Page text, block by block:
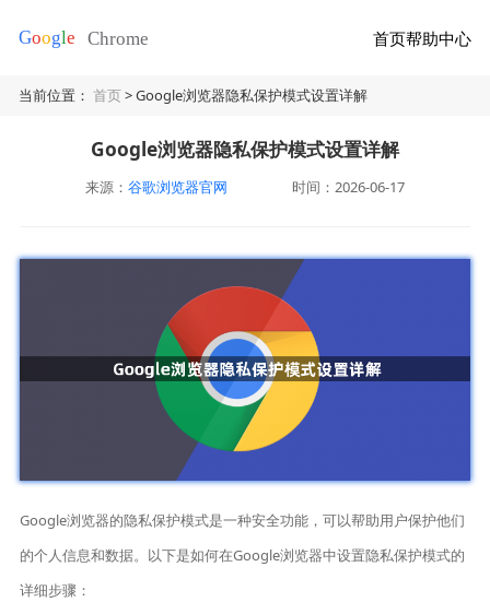
首页帮助中心
当前位置：首页> Google浏览器隐私保护模式设置详解
Google浏览器隐私保护模式设置详解
来源： 谷歌浏览器官网 时间：2026-06-17
Google浏览器的隐私保护模式是一种安全功能，可以帮助用户保护他们
的个人信息和数据。以下是如何在Google浏览器中设置隐私保护模式的
详细步骤：